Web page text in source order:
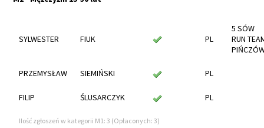
SYLWESTER FIUK PL
5 SÓW
RUN
PRZEMYSŁAW SIEMIŃSKI PL
FILIP ŚLUSARCZYK PL
Ilość zgłoszeń w kategorii M1: 3 (Opłaconych: 3)